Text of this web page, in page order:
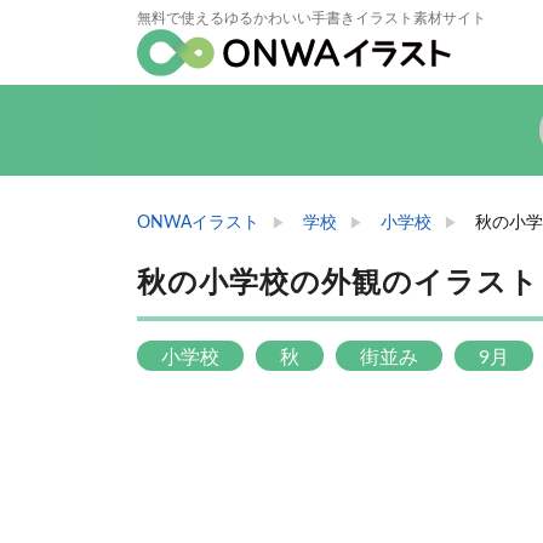
無料で使えるゆるかわいい手書きイラスト素材サイト
ONWAイラスト 学校 小学校 秋の小
秋の小学校の外観のイラスト
小学校 秋 街並み 9月